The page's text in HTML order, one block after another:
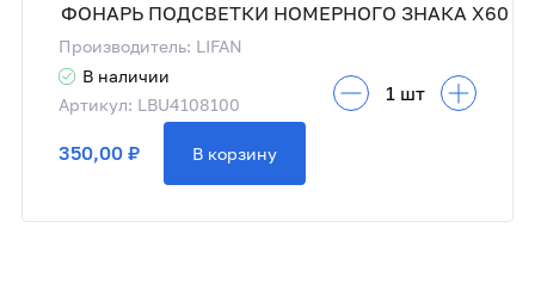
ФОНАРЬ ПОДСВЕТКИ НОМЕРНОГО ЗНАКА X60
Производитель: LIFAN
В наличии
Артикул: LBU4108100
350,00 ₽ В корзину